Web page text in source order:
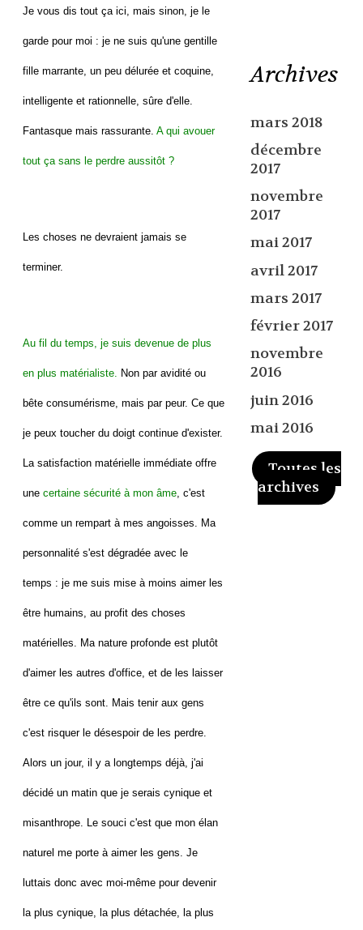
Je vous dis tout ça ici, mais sinon, je le
garde pour moi : je ne suis qu'une gentille
fille marrante, un peu délurée et coquine,
intelligente et rationnelle, sûre d'elle.
Fantasque mais rassurante. A qui avouer
tout ça sans le perdre aussitôt ?
Les choses ne devraient jamais se
terminer.
Au fil du temps, je suis devenue de plus
en plus matérialiste. Non par avidité ou
bête consumérisme, mais par peur. Ce que
je peux toucher du doigt continue d'exister.
La satisfaction matérielle immédiate offre
une certaine sécurité à mon âme, c'est
comme un rempart à mes angoisses. Ma
personnalité s'est dégradée avec le
temps : je me suis mise à moins aimer les
être humains, au profit des choses
matérielles. Ma nature profonde est plutôt
d'aimer les autres d'office, et de les laisser
être ce qu'ils sont. Mais tenir aux gens
c'est risquer le désespoir de les perdre.
Alors un jour, il y a longtemps déjà, j'ai
décidé un matin que je serais cynique et
misanthrope. Le souci c'est que mon élan
naturel me porte à aimer les gens. Je
luttais donc avec moi-même pour devenir
la plus cynique, la plus détachée, la plus
Archives
mars 2018
décembre
2017
novembre
2017
mai 2017
avril 2017
mars 2017
février 2017
novembre
2016
juin 2016
mai 2016
Toutes les
archives